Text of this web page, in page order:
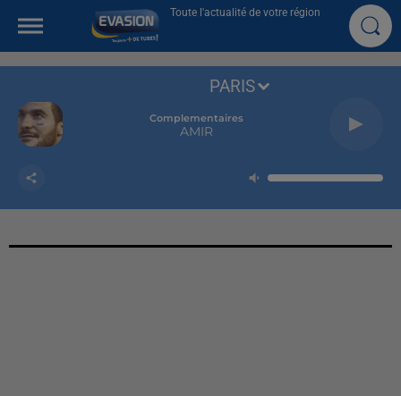
Toute l'actualité de votre région
Complementaires
AMIR
PARIS